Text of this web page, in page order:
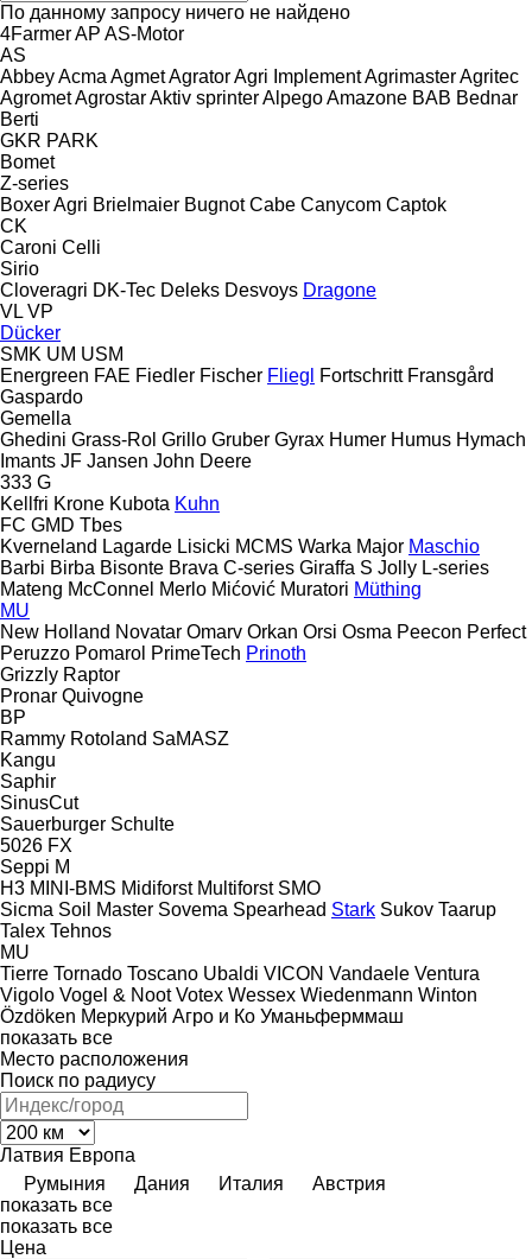
По данному запросу ничего не найдено
4FarmerAP AS-Motor
AS
AbbeyAcma AgmetAgratorAgri ImplementAgrimasterAgritec
AgrometAgrostarAktiv sprinterAlpegoAmazone BAB Bednar
Berti
GKR PARK
Bomet
Z-series
Boxer Agri Brielmaier Bugnot Cabe Canycom Captok
CK
Caroni Celli
Sirio
Cloveragri DK-Tec Deleks Desvoys Dragone
VL VP
Dücker
SMK UM USM
Energreen FAE Fiedler Fischer Fliegl Fortschritt Fransgård
Gaspardo
Gemella
Ghedini Grass-Rol Grillo Gruber Gyrax Humer Humus Hymach
Imants JF Jansen John Deere
333 G
Kellfri Krone Kubota Kuhn
FC GMD Tbes
Kverneland Lagarde Lisicki MCMS Warka Major Maschio
Barbi Birba Bisonte Brava C-series Giraffa S Jolly L-series
Mateng McConnel Merlo Mićović Muratori Müthing
MU
New Holland Novatar Omarv Orkan Orsi Osma Peecon Perfect
Peruzzo Pomarol PrimeTech Prinoth
Grizzly Raptor
Pronar Quivogne
BP
Rammy Rotoland SaMASZ
Kangu
Saphir
SinusCut
Sauerburger Schulte
5026 FX
Seppi M
H3 MINI-BMS Midiforst Multiforst SMO
Sicma Soil Master Sovema Spearhead Stark Sukov Taarup
Talex Tehnos
MU
Tierre Tornado Toscano Ubaldi VICON Vandaele Ventura
Vigolo Vogel & Noot Votex Wessex Wiedenmann Winton
Özdöken Меркурий Агро и Ко Уманьферммаш
показать все
Место расположения
Поиск по радиусу
Латвия Европа
Румыния
Дания Италия
Австрия
показать все
показать все
Цена